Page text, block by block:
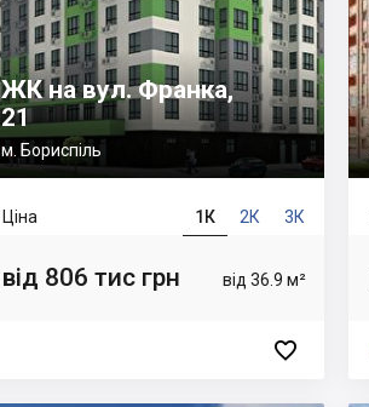
ЖК на вул. Франка,
21
м. Бориспіль
1К 2К 3К
Ціна
від 36.9 м²
від 806 тис грн
